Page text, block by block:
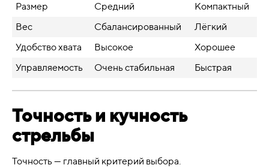
Размер
Средний
Компактный
Вес
Сбалансированный
Лёгкий
Удобство хвата
Высокое
Хорошее
Управляемость
Очень стабильная Быстрая
Точность и кучность
стрельбы
Точность — главный критерий выбора.